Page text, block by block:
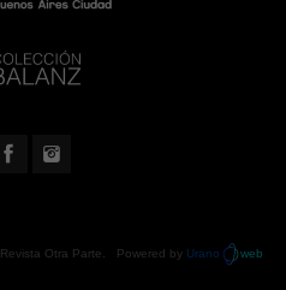
Revista Otra Parte . Powered by Urano web